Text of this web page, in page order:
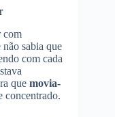
com
sabia que
com cada
que movia-
concentrado.